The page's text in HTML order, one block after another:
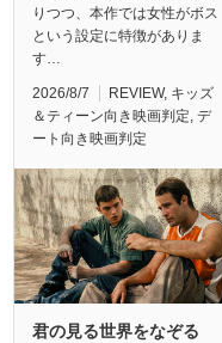
りつつ、本作では女性がボス
という設定に特徴がありま
す…
2026/8/7 REVIEW, キッズ
＆ティーン向き映画判定, デ
ート向き映画判定
君の見る世界をなぞる